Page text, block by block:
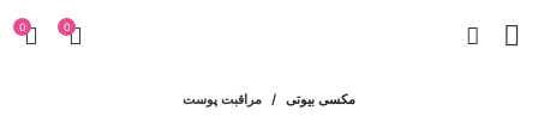
0
0
مکسی بیوتی مراقبت پوست